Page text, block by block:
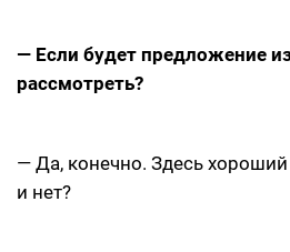
— Если будет предложение
рассмотреть?
— Да, конечно. Здесь
и нет?